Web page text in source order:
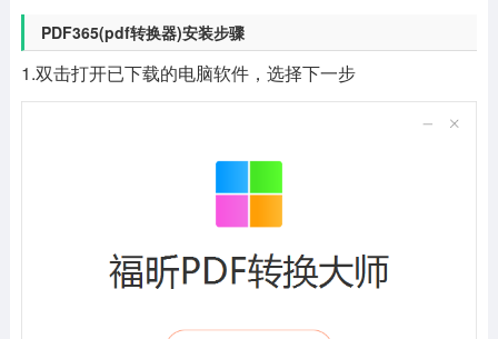
PDF365(pdf转换器)安装步骤
1.双击打开已下载的电脑软件，选择下一步